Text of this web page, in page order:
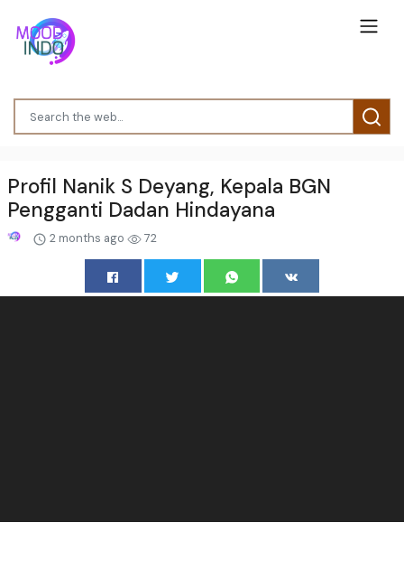
Profil Nanik S Deyang, Kepala BGN
Pengganti Dadan Hindayana
2 months ago 72